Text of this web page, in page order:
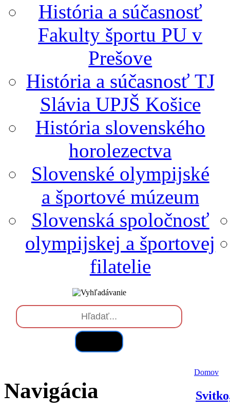
História a súčasnosť
Fakulty športu PU v
Prešove
História a súčasnosť TJ
Slávia UPJŠ Košice
História slovenského
horolezectva
Slovenské olympijské
a športové múzeum
Slovenská spoločnosť
olympijskej a športovej
filatelie
Navigácia
Domov